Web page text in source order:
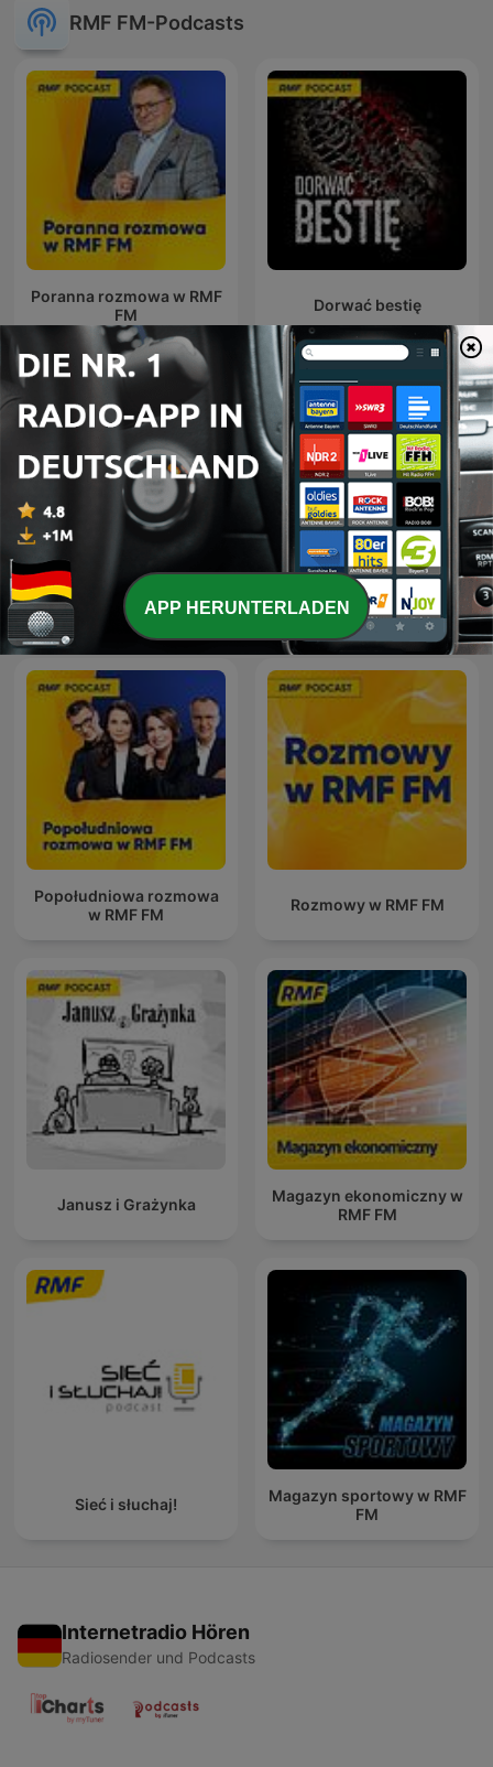
RMF FM-Podcasts
Poranna rozmowa w RMF
FM
Dorwać bestię
Misja specjalna
Felieton Tomasza
Olbratowskiego
Popołudniowa rozmowa
w RMF FM
Rozmowy w RMF FM
Janusz i Grażynka
Magazyn ekonomiczny w
RMF FM
Sieć i słuchaj!
Magazyn sportowy w RMF
FM
Internetradio Hören
Radiosender und Podcasts
APP HERUNTERLADEN